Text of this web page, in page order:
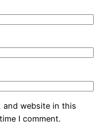
and website in this
I comment.